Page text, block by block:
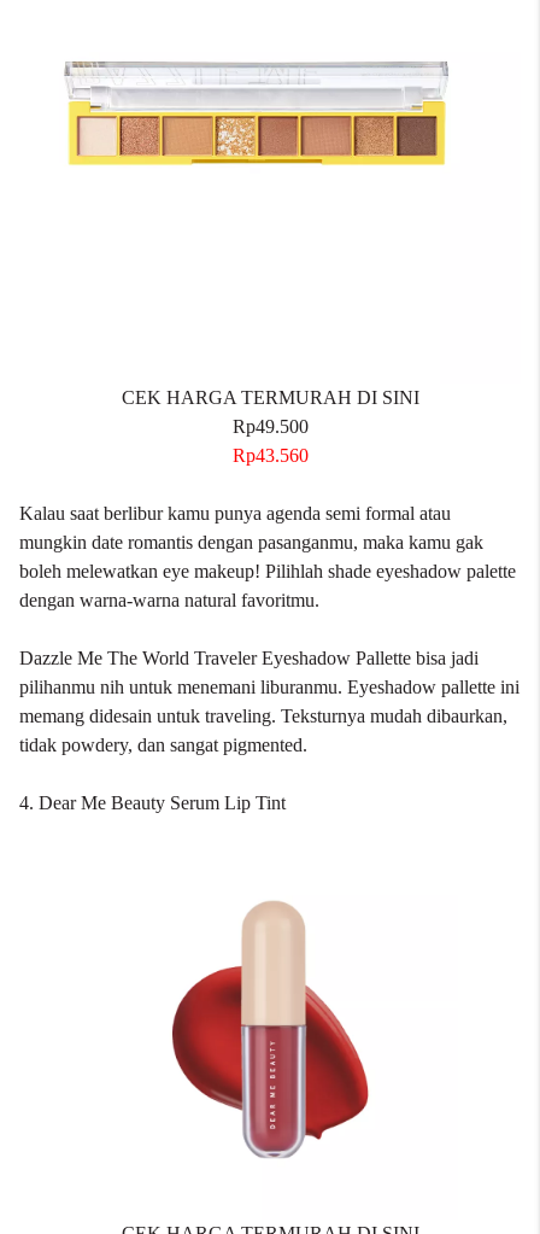
CEK HARGA TERMURAH DI SINI
Rp49.500
Rp43.560
Kalau saat berlibur kamu punya agenda semi formal atau
mungkin date romantis dengan pasanganmu, maka kamu gak
boleh melewatkan eye makeup! Pilihlah shade eyeshadow palette
dengan warna-warna natural favoritmu.
Dazzle Me The World Traveler Eyeshadow Pallette bisa jadi
pilihanmu nih untuk menemani liburanmu. Eyeshadow pallette ini
memang didesain untuk traveling. Teksturnya mudah dibaurkan,
tidak powdery, dan sangat pigmented.
4. Dear Me Beauty Serum Lip Tint